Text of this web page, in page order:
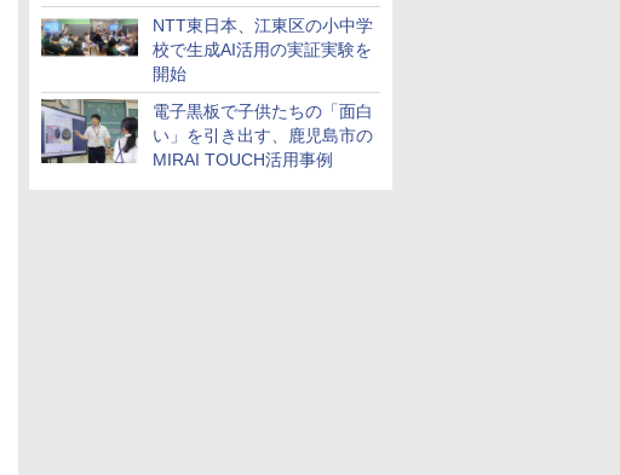
NTT東日本、江東区の小中学
校で生成AI活用の実証実験を
開始
電子黒板で子供たちの「面白
い」を引き出す、鹿児島市の
MIRAI TOUCH活用事例